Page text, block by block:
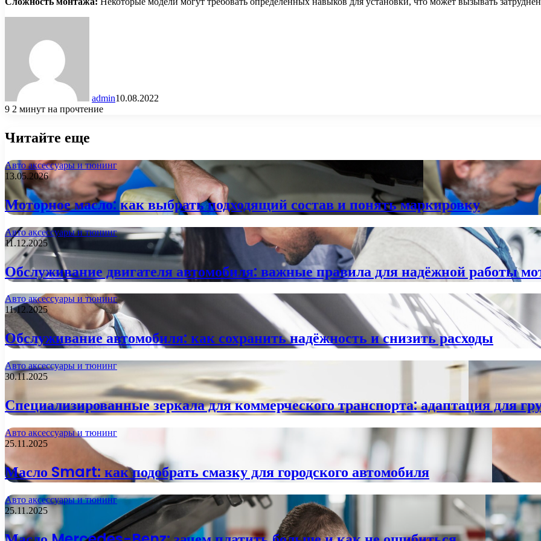
admin10.08.2022
9 2 минут на прочтение
Читайте еще
Авто аксессуары и тюнинг
13.05.2026
Моторное масло: как выбрать подходящий состав и понять маркировку
Авто аксессуары и тюнинг
11.12.2025
Обслуживание двигателя автомобиля: важные правила для надёжной работы
Авто аксессуары и тюнинг
11.12.2025
Обслуживание автомобиля: как сохранить надёжность и снизить расходы
Авто аксессуары и тюнинг
30.11.2025
Специализированные зеркала для коммерческого транспорта: адаптация для
Авто аксессуары и тюнинг
25.11.2025
Масло Smart: как подобрать смазку для городского автомобиля
Авто аксессуары и тюнинг
25.11.2025